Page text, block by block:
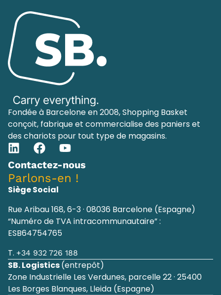
Fondée à Barcelone en 2008, Shopping Basket
conçoit, fabrique et commercialise des paniers et
des chariots pour tout type de magasins.
Contactez-nous
Parlons-en !
Siège Social
Rue Aribau 168, 6-3 · 08036 Barcelone (Espagne)
“Numéro de TVA intracommunautaire” :
ESB64754765
T. +34 932 726 188
SB. Logistics(entrepôt)
Zone Industrielle Les Verdunes, parcelle 22 · 25400
Les Borges Blanques, Lleida (Espagne)